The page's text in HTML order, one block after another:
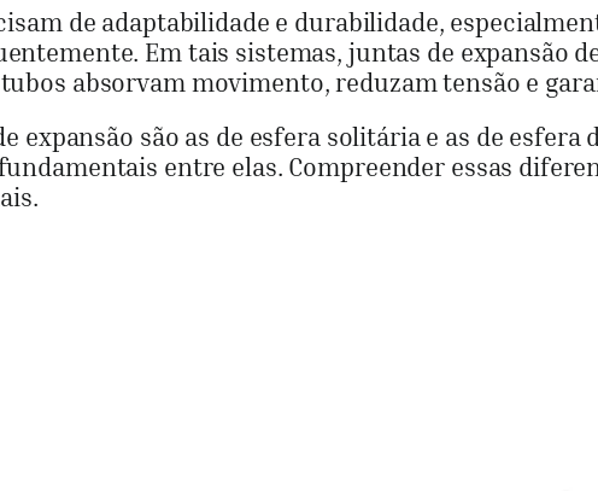
de adaptabilidade e durabilidade,
Em tais sistemas, juntas de expansão
absorvam movimento, reduzam tensão e
expansão são as de esfera solitária e as de
entre elas. Compreender essas